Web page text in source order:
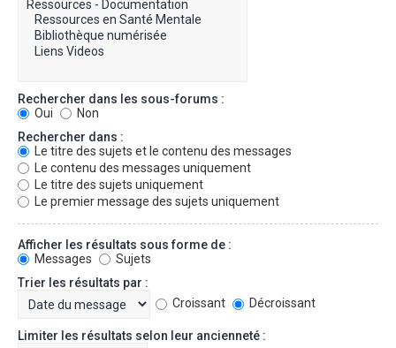
Rechercher dans les sous-forums :
Oui
Non
Rechercher dans :
Le titre des sujets et le contenu des messages
Le contenu des messages uniquement
Le titre des sujets uniquement
Le premier message des sujets uniquement
Afficher les résultats sous forme de :
Messages
Sujets
Trier les résultats par :
Croissant
Décroissant
Limiter les résultats selon leur ancienneté :